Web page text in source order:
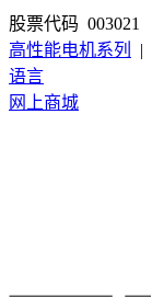
股票代码 003021
高性能电机系列
|
语言
网上商城